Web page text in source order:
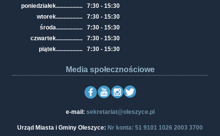
poniedziałek..................
7:30 - 15:30
wtorek..................
7:30 - 15:30
środa..................
7:30 - 15:30
czwartek..................
7:30 - 15:30
piątek.................. 7:30 - 15:30
Media społecznościowe
e-mail: sekretariat@oleszyce.pl
Urząd Miasta i Gminy Oleszyce: Nr konta: 51 9101 1026 2003 3700